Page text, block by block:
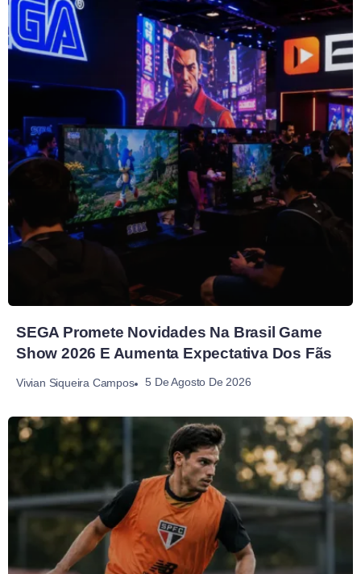
SEGA Promete Novidades Na Brasil Game
Show 2026 E Aumenta Expectativa Dos Fãs
Vivian Siqueira Campos 5 De Agosto De 2026